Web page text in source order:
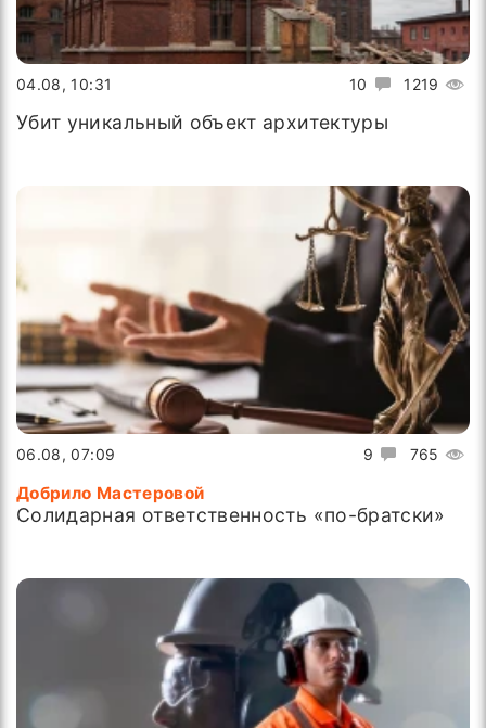
10 1219
04.08, 10:31
Убит уникальный объект архитектуры
9 765
06.08, 07:09
Добрило Мастеровой
Солидарная ответственность «по-братски»